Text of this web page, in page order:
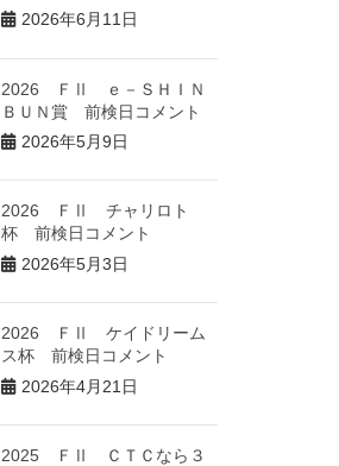
2026年6月11日
2026 ＦⅡ ｅ－ＳＨＩＮ
ＢＵＮ賞 前検日コメント
2026年5月9日
2026 ＦⅡ チャリロト
杯 前検日コメント
2026年5月3日
2026 ＦⅡ ケイドリーム
ス杯 前検日コメント
2026年4月21日
2025 ＦⅡ ＣＴＣなら３